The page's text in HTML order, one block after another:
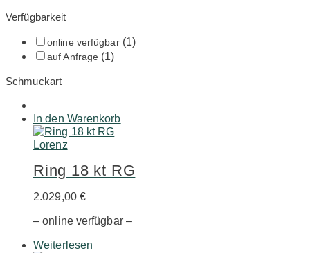
Verfügbarkeit
online verfügbar(1)
auf Anfrage (1)
Schmuckart
In den Warenkorb
Lorenz
Ring 18 kt RG
2.029,00 €
– online verfügbar –
Weiterlesen